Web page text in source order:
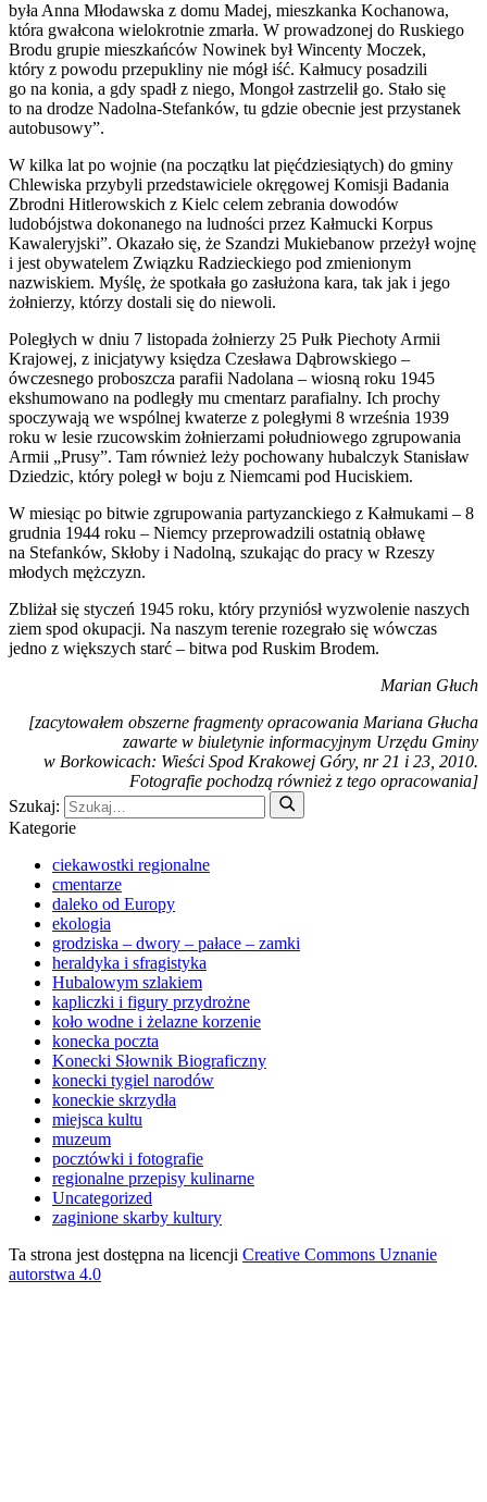
była Anna Młodawska z domu Madej, mieszkanka Kochanowa,
która gwałcona wielokrotnie zmarła. W prowadzonej do Ruskiego
Brodu grupie mieszkańców Nowinek był Wincenty Moczek,
który z powodu przepukliny nie mógł iść. Kałmucy posadzili
go na konia, a gdy spadł z niego, Mongoł zastrzelił go. Stało się
to na drodze Nadolna-Stefanków, tu gdzie obecnie jest przystanek
autobusowy”.
W kilka lat po wojnie (na początku lat pięćdziesiątych) do gminy
Chlewiska przybyli przedstawiciele okręgowej Komisji Badania
Zbrodni Hitlerowskich z Kielc celem zebrania dowodów
ludobójstwa dokonanego na ludności przez Kałmucki Korpus
Kawaleryjski”. Okazało się, że Szandzi Mukiebanow przeżył wojnę
i jest obywatelem Związku Radzieckiego pod zmienionym
nazwiskiem. Myślę, że spotkała go zasłużona kara, tak jak i jego
żołnierzy, którzy dostali się do niewoli.
Poległych w dniu 7 listopada żołnierzy 25 Pułk Piechoty Armii
Krajowej, z inicjatywy księdza Czesława Dąbrowskiego –
ówczesnego proboszcza parafii Nadolana – wiosną roku 1945
ekshumowano na podległy mu cmentarz parafialny. Ich prochy
spoczywają we wspólnej kwaterze z poległymi 8 września 1939
roku w lesie rzucowskim żołnierzami południowego zgrupowania
Armii „Prusy”. Tam również leży pochowany hubalczyk Stanisław
Dziedzic, który poległ w boju z Niemcami pod Huciskiem.
W miesiąc po bitwie zgrupowania partyzanckiego z Kałmukami – 8
grudnia 1944 roku – Niemcy przeprowadzili ostatnią obławę
na Stefanków, Skłoby i Nadolną, szukając do pracy w Rzeszy
młodych mężczyzn.
Zbliżał się styczeń 1945 roku, który przyniósł wyzwolenie naszych
ziem spod okupacji. Na naszym terenie rozegrało się wówczas
jedno z większych starć – bitwa pod Ruskim Brodem.
Marian Głuch
[zacytowałem obszerne fragmenty opracowania Mariana Głucha
zawarte w biuletynie informacyjnym Urzędu Gminy
w Borkowicach: Wieści Spod Krakowej Góry, nr 21 i 23, 2010.
Fotografie pochodzą również z tego opracowania]
Szukaj:
Kategorie
ciekawostki regionalne
cmentarze
daleko od Europy
ekologia
grodziska – dwory – pałace – zamki
heraldyka i sfragistyka
Hubalowym szlakiem
kapliczki i figury przydrożne
koło wodne i żelazne korzenie
konecka poczta
Konecki Słownik Biograficzny
konecki tygiel narodów
koneckie skrzydła
miejsca kultu
muzeum
pocztówki i fotografie
regionalne przepisy kulinarne
Uncategorized
zaginione skarby kultury
Ta strona jest dostępna na licencji Creative Commons Uznanie
autorstwa 4.0